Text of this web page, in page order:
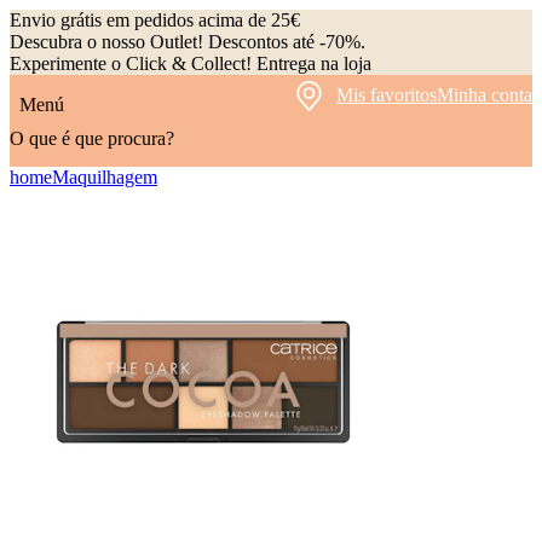
Envio grátis em pedidos acima de 25€
Descubra o nosso Outlet! Descontos até -70%.
Experimente o Click & Collect! Entrega na loja
Menú
Mis favoritosMinha conta
O que é que procura?
homeMaquilhagem